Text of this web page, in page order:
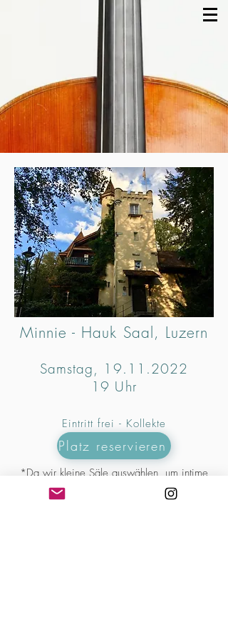
Minnie - Hauk Saal, Luzern
Samstag, 19.11.2022
19 Uhr
Eintritt frei - Kollekte
*Da wir kleine Säle auswählen, um intime
Konzerte anbieten zu können, sind die Plätze
limitiert. Wenn Sie uns besuchen möchten,
Platz reservieren